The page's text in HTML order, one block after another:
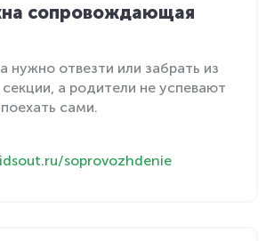
сопровождающая
нужно отвезти или забрать из
а родители не успевают
сами.
soprovozhdenie